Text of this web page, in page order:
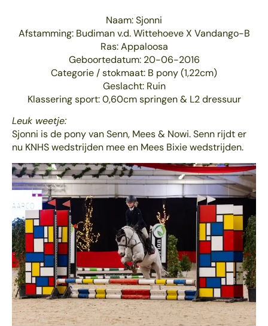
Naam: Sjonni
Afstamming: Budiman v.d. Wittehoeve X Vandango-B
Ras: Appaloosa
Geboortedatum: 20-06-2016
Categorie / stokmaat: B pony (1,22cm)
Geslacht: Ruin
Klassering sport: 0,60cm springen & L2 dressuur
Leuk weetje:
Sjonni is de pony van Senn, Mees & Nowi. Senn rijdt er
nu KNHS wedstrijden mee en Mees Bixie wedstrijden.